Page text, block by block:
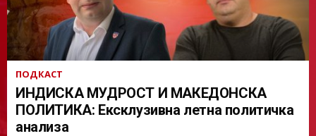
ПОДКАСТ
ИНДИСКА МУДРОСТ И МАКЕДОНСКА
ПОЛИТИКА: Ексклузивна летна политичка
анализа